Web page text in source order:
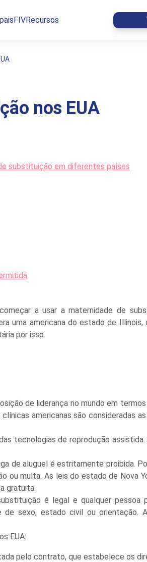
FIVRecursos
nos EUA
substituição em diferentes países
a usar a maternidade de
uma americana do estado de Illinois,
por isso.
de liderança no mundo em
americanas são consideradas
tecnologias de reprodução assistida.
de aluguel é estritamente proibida.
ou multa. As leis do estado de Nova
gratuita.
é legal e qualquer pessoa
de sexo, estado civil ou orientação.
EUA:
pelo contrato, que estabelece os